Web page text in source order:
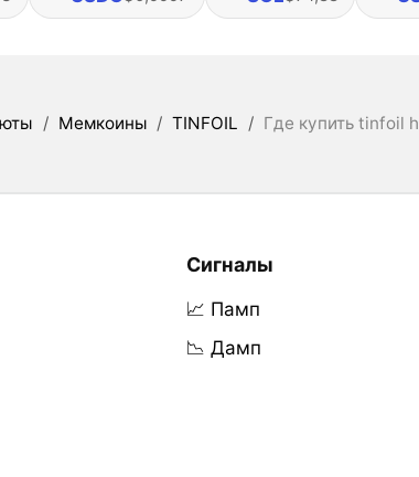
/ Мемкоины / TINFOIL / Где купить tinfoil
Сигналы
📈 Памп
📉 Дамп